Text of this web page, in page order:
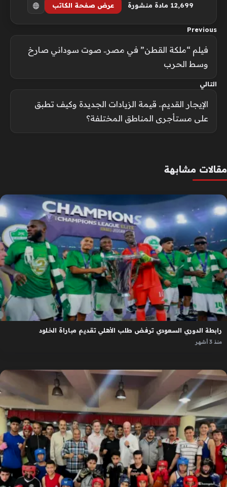
12٬699 مادة منشورة عرض صفحة الكاتب
Previous
فيلم “ملكة القطن” في مصر.. صوت سوداني صارخ
وسط الحرب
التالي
الإيجار القديم.. قيمة الزيادات الجديدة وكيف تطبق
على مستأجرى المناطق المختلفة؟
مقالات مشابهة
رابطة الدوري السعودي ترفض طلب الأهلي تقديم مباراة الخلود
منذ 3 أشهر